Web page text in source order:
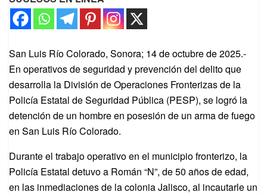
San Luis Río Colorado, Sonora; 14 de octubre de 2025.-
En operativos de seguridad y prevención del delito que
desarrolla la División de Operaciones Fronterizas de la
Policía Estatal de Seguridad Pública (PESP), se logró la
detención de un hombre en posesión de un arma de fuego
en San Luis Río Colorado.
Durante el trabajo operativo en el municipio fronterizo, la
Policía Estatal detuvo a Román “N”, de 50 años de edad,
en las inmediaciones de la colonia Jalisco, al incautarle un